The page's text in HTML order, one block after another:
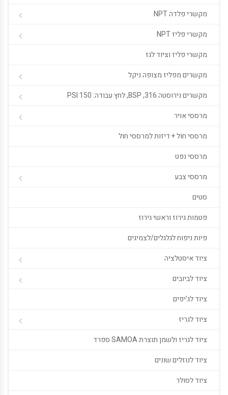
מקשרי פלדה NPT
מקשרי פליז NPT
מקשרי פליז וציוד לגז
מקשרים מפליז מצופה ניקל
מקשרים נירוסטה 316, BSP, לחץ עבודה: 150 PSI
מרססי אויר
מרססי חול + דיזות למרססי חול
מרססי נפט
מרססי צבע
סטים
פטמות גירוז וראשי גירוז
פיות ניפוח לגלגלים/לצמיגים
ציוד איסטלציה
ציוד לביובים
ציוד לג'יפים
ציוד לגריז
ציוד לגריז ולשמן תוצרת SAMOA ספרד
ציוד לנוזלים שונים
ציוד לסולר